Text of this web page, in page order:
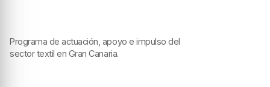
Programa de actuación, apoyo e impulso del
sector textil en Gran Canaria.